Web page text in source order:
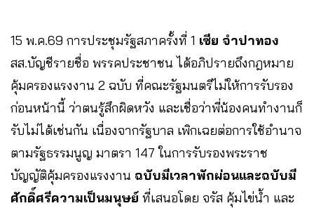
15 พ.ค.69 การประชุมรัฐสภาครั้งที่ 1 เซีย จำปาทอง
สส.บัญชีรายชื่อ พรรคประชาชน ได้อภิปรายถึงกฎหมาย
คุ้มครองแรงงาน 2 ฉบับ ที่คณะรัฐมนตรีไม่ให้การรับรอง
ก่อนหน้านี้ ว่าตนรู้สึกผิดหวัง และเชื่อว่าพี่น้องคนทำงานก็
รับไม่ได้เช่นกัน เนื่องจากรัฐบาล เพิกเฉยต่อการใช้อำนาจ
ตามรัฐธรรมนูญ มาตรา 147 ในการรับรองพระราช
บัญญัติคุ้มครองแรงงาน ฉบับมีเวลาพักผ่อนและฉบับมี
ศักดิ์ศรีความเป็นมนุษย์ ที่เสนอโดย จรัส คุ้มไข่น้ำ และ